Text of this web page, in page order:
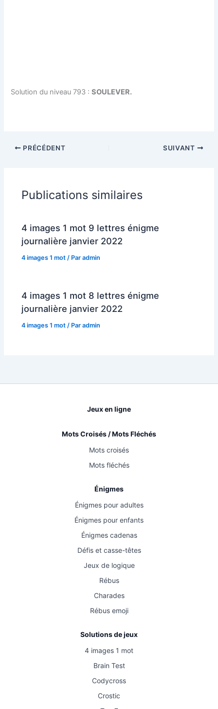
Solution du niveau 793 :SOULEVER.
PRÉCÉDENT SUIVANT
Publications similaires
4 images 1 mot 9 lettres énigme
journalière janvier 2022
4 images 1 mot / Paradmin
4 images 1 mot 8 lettres énigme
journalière janvier 2022
4 images 1 mot / Paradmin
Jeux en ligne
Mots Croisés / Mots Fléchés
Mots croisés
Mots fléchés
Énigmes
Énigmes pour adultes
Énigmes pour enfants
Énigmes cadenas
Défis et casse-têtes
Jeux de logique
Rébus
Charades
Rébus emoji
Solutions de jeux
4 images 1 mot
Brain Test
Codycross
Crostic